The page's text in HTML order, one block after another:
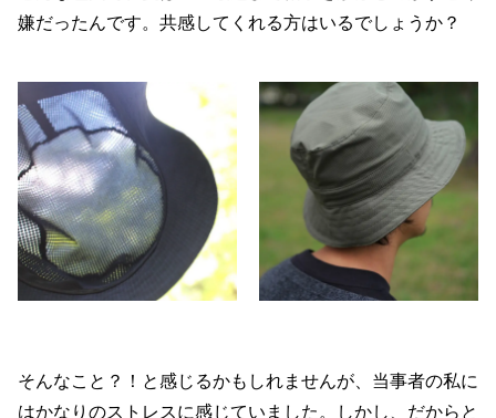
嫌だったんです。共感してくれる方はいるでしょうか？
そんなこと？！と感じるかもしれませんが、当事者の私に
はかなりのストレスに感じていました。しかし、だからと